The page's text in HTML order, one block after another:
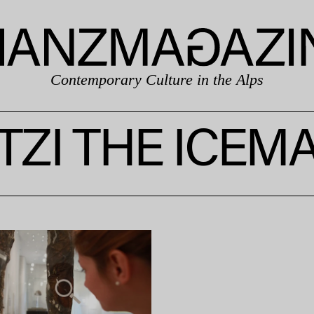
Contemporary Culture in the Alps
THE